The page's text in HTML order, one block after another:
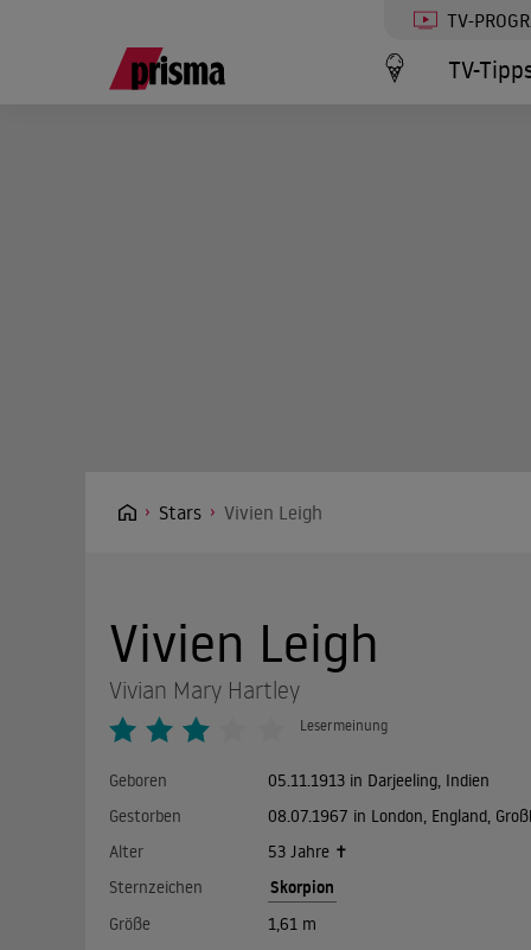
TV-
TV-
Stars Vivien Leigh
Vivien Leigh
Vivian Mary Hartley
Lesermeinung
Geboren
05.11.1913 in Darjeeling, Indien
Gestorben
08.07.1967 in London, England,
Alter
53 Jahre ✝
Sternzeichen
Skorpion
Größe
1,61 m